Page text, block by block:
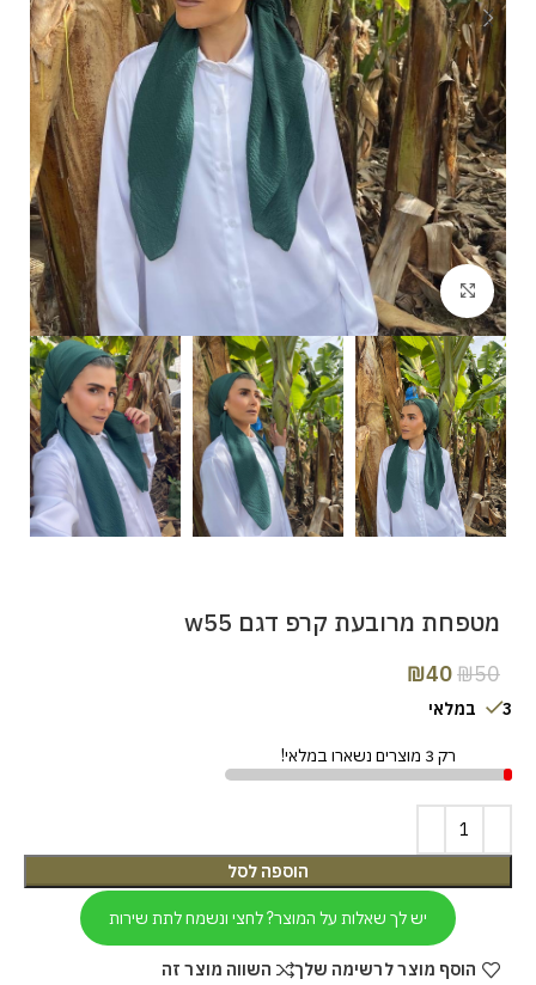
Click to enlarge
מטפחת מרובעת קרפ דגם w55
₪50
₪40
3 במלאי
רק 3 מוצרים נשארו במלאי!
הוספה לסל
יש לך שאלות על המוצר? לחצי ונשמח לתת שירות
הוסף מוצר לרשימה שלך השווה מוצר זה